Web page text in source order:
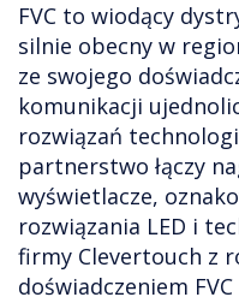
FVC to wiodący
silnie obecny w
ze swojego
komunikacji
rozwiązań
partnerstwo łączy
wyświetlacze,
rozwiązania LED i
firmy Clevertouch z
doświadczeniem